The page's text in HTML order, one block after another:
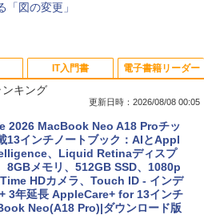
「図の変更」
キング
更新日時：2026/08/08 00:05
2026 MacBook Neo A18 Proチッ
13インチノートブック：AIとAppl
、Liquid Retinaディスプ
8GBメモリ、512GB SSD、1080p
HDカメラ、Touch ID - インデ
3年延長 AppleCare+ for 13インチ
Neo(A18 Pro)|ダウンロード版
IT入門書 電子書籍リーダー